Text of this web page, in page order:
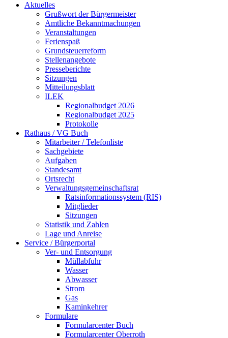
Aktuelles
Grußwort der Bürgermeister
Amtliche Bekanntmachungen
Veranstaltungen
Ferienspaß
Grundsteuerreform
Stellenangebote
Presseberichte
Sitzungen
Mitteilungsblatt
ILEK
Regionalbudget 2026
Regionalbudget 2025
Protokolle
Rathaus / VG Buch
Mitarbeiter / Telefonliste
Sachgebiete
Aufgaben
Standesamt
Ortsrecht
Verwaltungsgemeinschaftsrat
Ratsinformationssystem (RIS)
Mitglieder
Sitzungen
Statistik und Zahlen
Lage und Anreise
Service / Bürgerportal
Ver- und Entsorgung
Müllabfuhr
Wasser
Abwasser
Strom
Gas
Kaminkehrer
Formulare
Formularcenter Buch
Formularcenter Oberroth